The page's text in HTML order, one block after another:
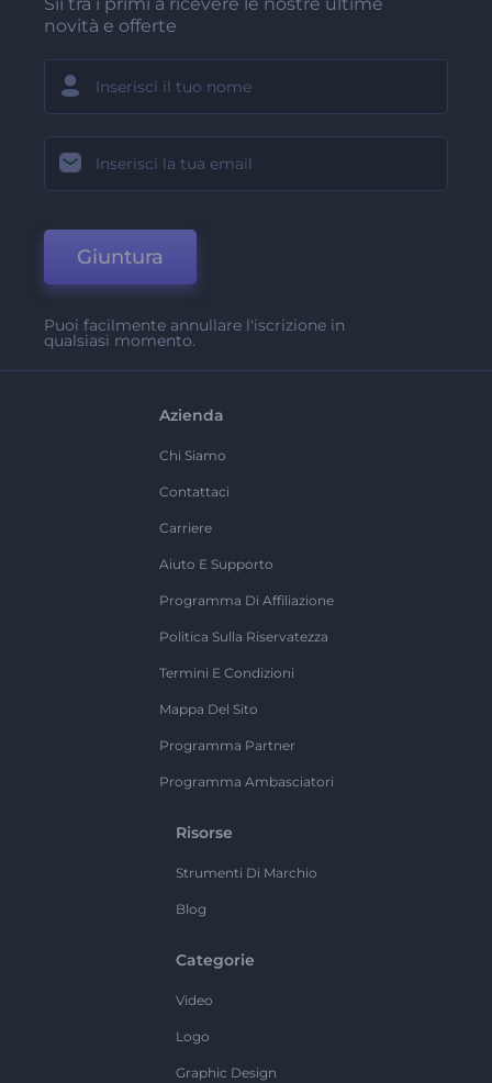
novità e offerte
Giuntura
Puoi facilmente annullare l'iscrizione in
qualsiasi momento.
Azienda
Chi Siamo
Contattaci
Carriere
Aiuto E Supporto
Programma Di Affiliazione
Politica Sulla Riservatezza
Termini E Condizioni
Mappa Del Sito
Programma Partner
Programma Ambasciatori
Risorse
Strumenti Di Marchio
Blog
Categorie
Video
Logo
Graphic Design